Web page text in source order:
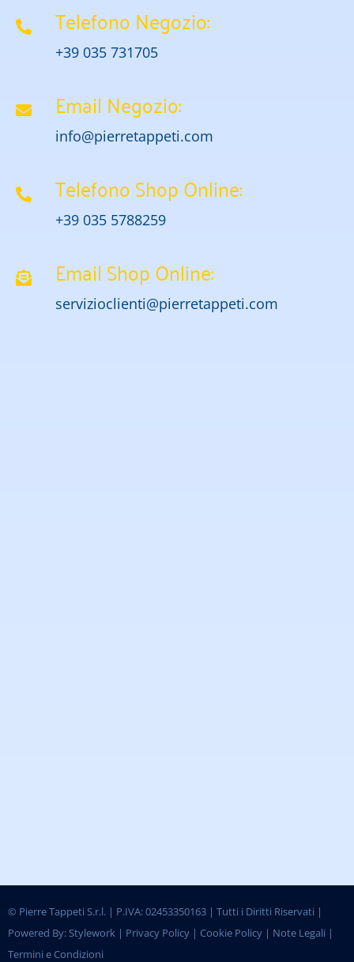
Telefono Negozio:
+39 035 731705
Email Negozio:
info@pierretappeti.com
Telefono Shop Online:
+39 035 5788259
Email Shop Online:
servizioclienti@pierretappeti.com
© Pierre Tappeti S.r.l. | P.IVA: 02453350163 | Tutti i Diritti Riservati |
Powered By:Stylework| Privacy Policy| Cookie Policy| Note Legali |
Termini e Condizioni